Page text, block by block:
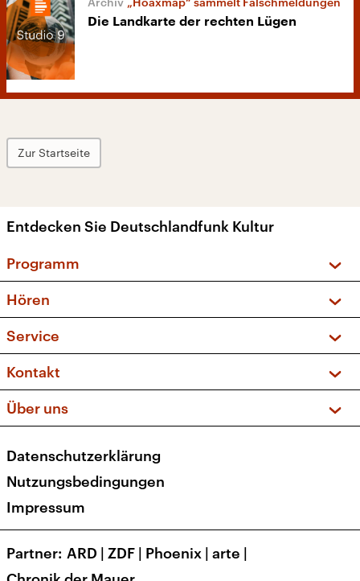
Die Landkarte der rechten Lügen
Zur Startseite
Entdecken Sie Deutschlandfunk Kultur
Programm
Sendungen und Podcasts
Musikliste
Kakadu – Das Kinderprogramm
Hören
Frequenzen (UKW + DAB+)
Service
FAQ
Apps
Newsletter
Kontakt
Social Media
Über uns
Presse
Karriere
Transparenz
Datenschutzerklärung
Nutzungsbedingungen
Impressum
Partner ARD | ZDF | Phoenix | arte |